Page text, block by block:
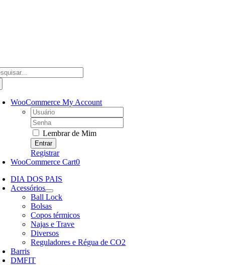
WooCommerce My Account
Username:
Password:
Lembrar de Mim
Registrar
WooCommerce Cart0
DIA DOS PAIS
Acessórios
Ball Lock
Bolsas
Copos térmicos
Najas e Trave
Diversos
Reguladores e Régua de CO2
Barris
DMFIT